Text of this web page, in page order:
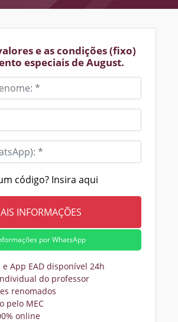
e as condições (fixo)
especiais de August.
código? Insira aqui
por WhatsApp
App EAD disponível 24h
do professor
renomados
pelo MEC
online